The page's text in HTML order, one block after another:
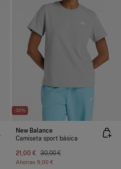
-30%
New Balance
Camiseta sport básica
21,00 € 30,00 €
Ahorras 9,00 €